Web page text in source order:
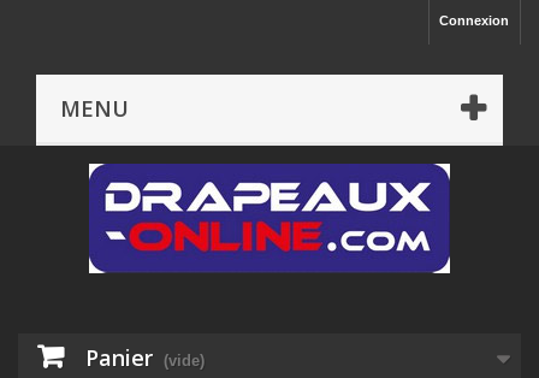
Connexion
MENU
Panier (vide)